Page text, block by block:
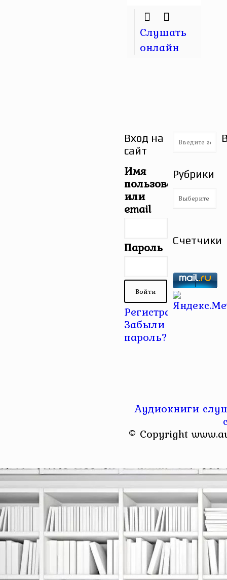
Слушать
онлайн
Вход на
сайт
Имя
пользователя
или
email
Пароль
Регистрация |
Забыли
пароль?
Рубрики
Рубрики
Счетчики
Аудиокниги
© Copyright